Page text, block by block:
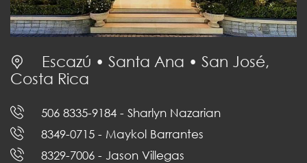
Escazú • Santa Ana • San José,
Costa Rica
506 8335-9184 - Sharlyn Nazarian
8349-0715 - Maykol Barrantes
8329-7006 - Jason Villegas